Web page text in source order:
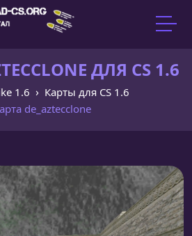
ДЛЯ CS 1.6
1.6
Карты для CS 1.6
de_aztecclone